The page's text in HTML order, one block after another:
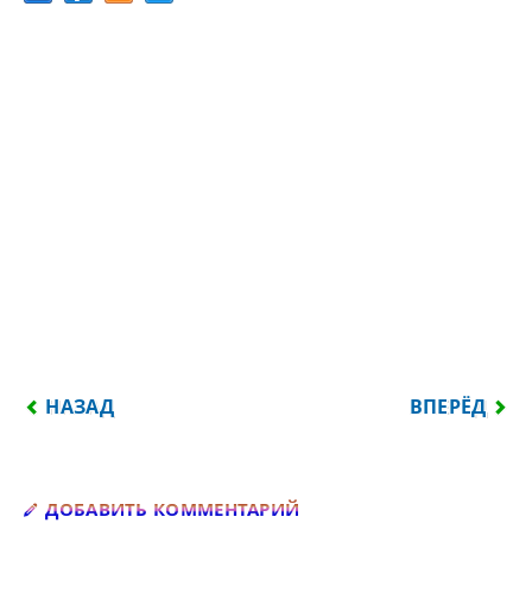
ПРЕДЫДУЩИЙ: ИЗ ГОРЯ, КАК ИЗ БОЛОТА —
НАЗАД ВПЕРЁД
ДОБАВИТЬ КОММЕНТАРИЙ